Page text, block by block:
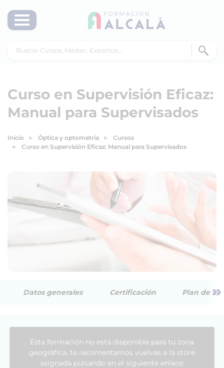
Curso en Supervisión Eficaz:
Manual para Supervisados
Inicio Óptica y optometría
Cursos
Curso en Supervisión Eficaz: Manual para Supervisados
Datos generales Certificación Plan de »
Esta formación no está disponible para tu zona
geográfica, te recomentamos vuelvas a la store
asignada pulsando en el siguiente enlace: